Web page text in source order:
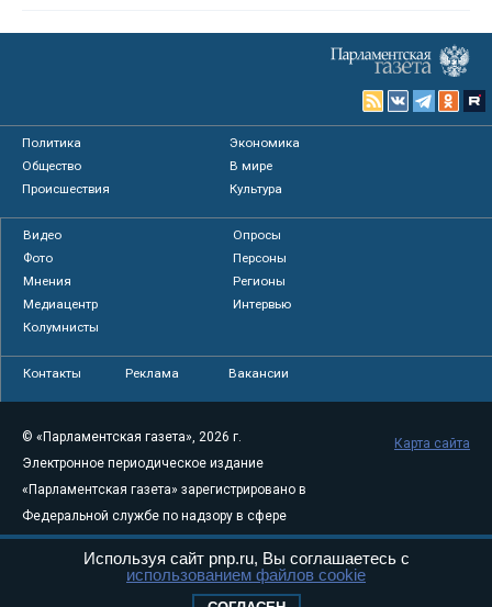
Политика
Экономика
Общество
В мире
Происшествия
Культура
Видео
Опросы
Фото
Персоны
Мнения
Регионы
Медиацентр
Интервью
Колумнисты
Контакты Реклама Вакансии
© «Парламентская газета», 2026 г.
Электронное периодическое издание
«Парламентская газета» зарегистрировано в
Федеральной службе по надзору в сфере
связи, информационных технологий и
массовых коммуникаций (Роскомнадзор) 05
Карта сайта
Используя сайт pnp.ru, Вы соглашаетесь с
использованием файлов cookie